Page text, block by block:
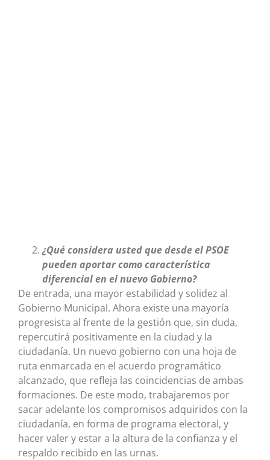
¿Qué considera usted que desde el PSOE
pueden aportar como característica
diferencial en el nuevo Gobierno?
De entrada, una mayor estabilidad y solidez al
Gobierno Municipal. Ahora existe una mayoría
progresista al frente de la gestión que, sin duda,
repercutirá positivamente en la ciudad y la
ciudadanía. Un nuevo gobierno con una hoja de
ruta enmarcada en el acuerdo programático
alcanzado, que refleja las coincidencias de ambas
formaciones. De este modo, trabajaremos por
sacar adelante los compromisos adquiridos con la
ciudadanía, en forma de programa electoral, y
hacer valer y estar a la altura de la confianza y el
respaldo recibido en las urnas.